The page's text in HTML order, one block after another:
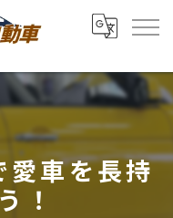
愛車を長持
！